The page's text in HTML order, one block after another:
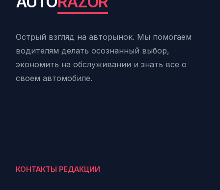
Острый взгляд на авторынок. Мы помогаем
водителям делать осознанный выбор,
экономить на обслуживании и знать все о
своем автомобиле.
КОНТАКТЫ РЕДАКЦИИ